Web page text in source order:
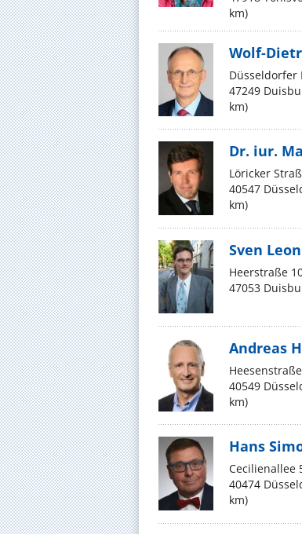
km)
Wolf-
Düsseldorfer
47249
km)
Dr. iur.
Löricker
40547
km)
Sven
Heerstraße
47053
Andreas
40549
km)
Hans
Cecilienallee
40474
km)